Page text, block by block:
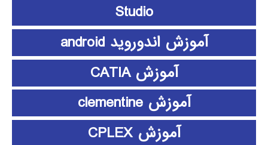
Studio
آموزش اندوروید android
آموزش CATIA
آموزش clementine
آموزش CPLEX